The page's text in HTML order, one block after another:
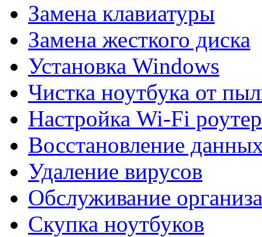
Замена клавиатуры
Замена жесткого диска
Установка Windows
Чистка ноутбука от
Настройка Wi-Fi
Восстановление
Удаление вирусов
Обслуживание
Скупка ноутбуков